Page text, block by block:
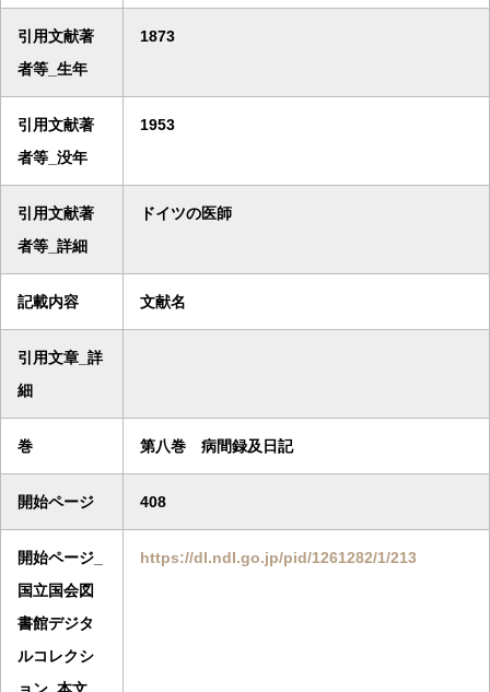
引用文献著
者等_生年
1873
引用文献著
者等_没年
1953
引用文献著
者等_詳細
ドイツの医師
記載内容 文献名
引用文章_詳
細
巻 第八巻 病間録及日記
開始ページ 408
開始ページ_
国立国会図
書館デジタ
ルコレクシ
https://dl.ndl.go.jp/pid/1261282/1/213